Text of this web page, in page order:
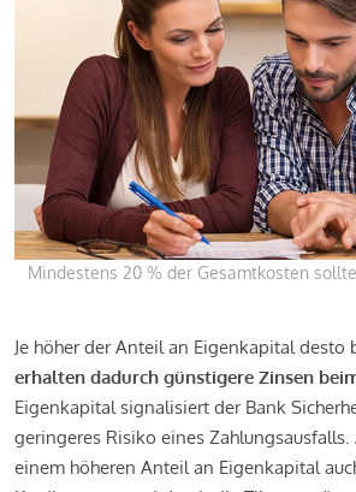
Mindestens 20 % der Gesamtkosten
Je höher der Anteil an Eigenkapital desto
erhalten dadurch günstigere Zinsen
Eigenkapital signalisiert der Bank
geringeres Risiko eines
einem höheren Anteil an Eigenkapital